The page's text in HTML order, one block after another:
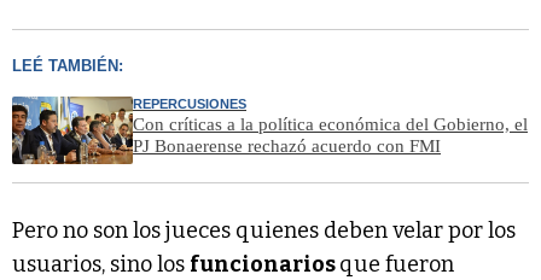
LEÉ TAMBIÉN:
REPERCUSIONES
Con críticas a la política económica del Gobierno, el
PJ Bonaerense rechazó acuerdo con FMI
Pero no son los jueces quienes deben velar por los
usuarios, sino los funcionariosque fueron